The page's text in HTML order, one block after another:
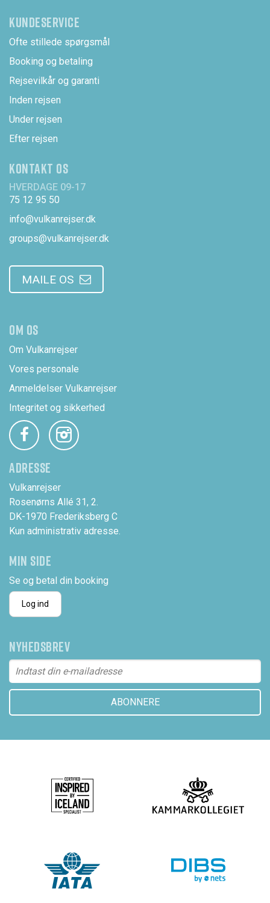
KUNDESERVICE
Ofte stillede spørgsmål
Booking og betaling
Rejsevilkår og garanti
Inden rejsen
Under rejsen
Efter rejsen
KONTAKT OS
HVERDAGE 09-17
75 12 95 50
info@vulkanrejser.dk
groups@vulkanrejser.dk
MAILE OS
OM OS
Om Vulkanrejser
Vores personale
Anmeldelser Vulkanrejser
Integritet og sikkerhed
ADRESSE
Vulkanrejser
Rosenørns Allé 31, 2.
DK-1970 Frederiksberg C
Kun administrativ adresse.
MIN SIDE
Se og betal din booking
Log ind
NYHEDSBREV